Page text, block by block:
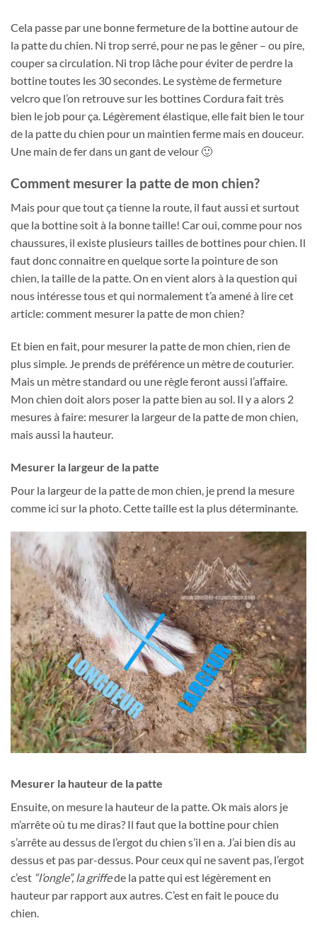
Cela passe par une bonne fermeture de la bottine autour de
la patte du chien. Ni trop serré, pour ne pas le gêner – ou pire,
couper sa circulation. Ni trop lâche pour éviter de perdre la
bottine toutes les 30 secondes. Le système de fermeture
velcro que l’on retrouve sur les bottines Cordura fait très
bien le job pour ça. Légèrement élastique, elle fait bien le tour
de la patte du chien pour un maintien ferme mais en douceur.
Une main de fer dans un gant de velour 🙂
Comment mesurer la patte de mon chien?
Mais pour que tout ça tienne la route, il faut aussi et surtout
que la bottine soit à la bonne taille! Car oui, comme pour nos
chaussures, il existe plusieurs tailles de bottines pour chien. Il
faut donc connaitre en quelque sorte la pointure de son
chien, la taille de la patte. On en vient alors à la question qui
nous intéresse tous et qui normalement t’a amené à lire cet
article: comment mesurer la patte de mon chien?
Et bien en fait, pour mesurer la patte de mon chien, rien de
plus simple. Je prends de préférence un mètre de couturier.
Mais un mètre standard ou une règle feront aussi l’affaire.
Mon chien doit alors poser la patte bien au sol. Il y a alors 2
mesures à faire: mesurer la largeur de la patte de mon chien,
mais aussi la hauteur.
Mesurer la largeur de la patte
Pour la largeur de la patte de mon chien, je prend la mesure
comme ici sur la photo. Cette taille est la plus déterminante.
Mesurer la hauteur de la patte
Ensuite, on mesure la hauteur de la patte. Ok mais alors je
m’arrête où tu me diras? Il faut que la bottine pour chien
s’arrête au dessus de l’ergot du chien s’il en a. J’ai bien dis au
dessus et pas par-dessus. Pour ceux qui ne savent pas, l’ergot
c’est “l’ongle”, la griffede la patte qui est légèrement en
hauteur par rapport aux autres. C’est en fait le pouce du
chien.